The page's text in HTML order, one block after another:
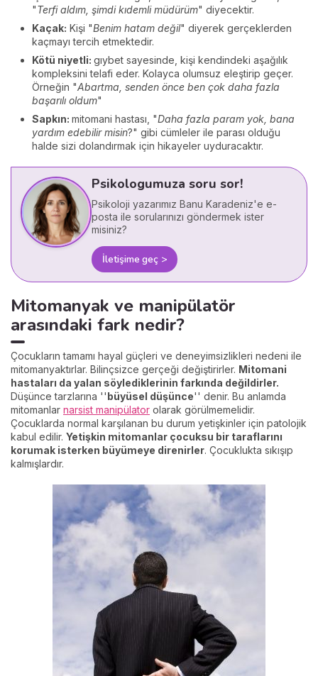
"Terfi aldım, şimdi kıdemli müdürüm" diyecektir.
Kaçak: Kişi "Benim hatam değil" diyerek gerçeklerden
kaçmayı tercih etmektedir.
Kötü niyetli: gıybet sayesinde, kişi kendindeki aşağılık
kompleksini telafi eder. Kolayca olumsuz eleştirip geçer.
Örneğin "Abartma, senden önce ben çok daha fazla
başarılı oldum"
Sapkın: mitomani hastası, "Daha fazla param yok, bana
yardım edebilir misin?" gibi cümleler ile parası olduğu
halde sizi dolandırmak için hikayeler uyduracaktır.
Psikologumuza soru sor!
Psikoloji yazarımız Banu Karadeniz'e e-
posta ile sorularınızı göndermek ister
misiniz?
İletişime geç >
Mitomanyak ve manipülatör
arasındaki fark nedir?
Çocukların tamamı hayal güçleri ve deneyimsizlikleri nedeni ile
mitomanyaktırlar. Bilinçsizce gerçeği değiştirirler. Mitomani
hastaları da yalan söylediklerinin farkında değildirler.
Düşünce tarzlarına ''büyüsel düşünce'' denir. Bu anlamda
mitomanlar narsist manipülator olarak görülmemelidir.
Çocuklarda normal karşılanan bu durum yetişkinler için patolojik
kabul edilir. Yetişkin mitomanlar çocuksu bir taraflarını
korumak isterken büyümeye direnirler. Çocuklukta sıkışıp
kalmışlardır.